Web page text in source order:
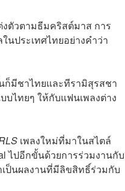
งตัวตามธีมคริสต์มาส การ
นประเทศไทยอย่างคำว่า
ก็มีชาไทยและทีรามิสุรสชา
ไทยๆ ให้กับแฟนเพลงต่าง
เพลงใหม่ที่มาในสไตล์
ไปอีกขั้นด้วยการร่วมงานกับ
ป็นผลงานที่มีลิขสิทธิ์ร่วมกับ